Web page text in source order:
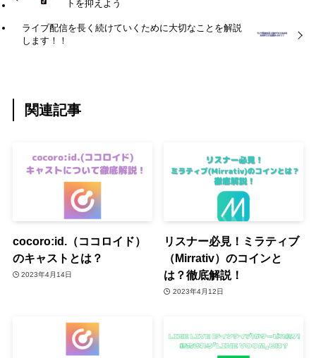
トを抑えよう
ライブ配信を長く続けていくために大切なことを解説
します！！
関連記事
cocoro:id.（ココロイド）
のキャストとは？
2023年4月14日
リスナー必見！ミラティブ
（Mirrativ）のコインと
は？徹底解説！
2023年4月12日